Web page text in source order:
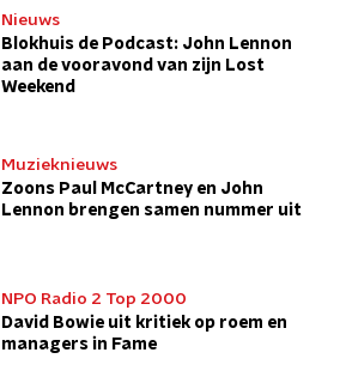
Nieuws
Blokhuis de Podcast: John Lennon
aan de vooravond van zijn Lost
Weekend
Muzieknieuws
Zoons Paul McCartney en John
Lennon brengen samen nummer uit
NPO Radio 2 Top 2000
David Bowie uit kritiek op roem en
managers in Fame